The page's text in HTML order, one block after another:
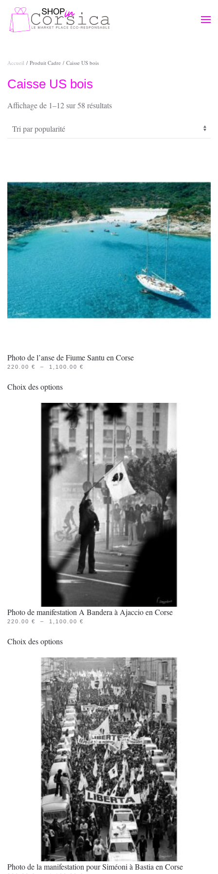
Passer au contenu principal
Accueil / Produit Cadre / Caisse US bois
Caisse US bois
Affichage de 1–12 sur 58 résultatsTrié
Photo de l’anse de Fiume Santu en Corse
220.00 € – 1,100.00 €
1,100.00 €
Choix des optionsproduit
a
plusieurs
variations.
Les
options
peuvent
choisies
la
page
du
produit
Photo de manifestation A Bandera à Ajaccio en Corse
220.00 € – 1,100.00 €
1,100.00 €
Choix des optionsproduit
a
plusieurs
variations.
Les
options
peuvent
être
choisies
sur
la
page
du
produit
Photo de la manifestation pour Siméoni à Bastia en Corse